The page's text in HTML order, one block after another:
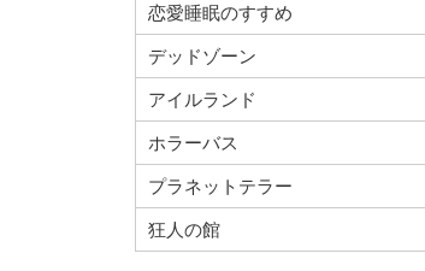
恋愛睡眠のすすめ
デッドゾーン
アイルランド
ホラーバス
プラネットテラー
狂人の館